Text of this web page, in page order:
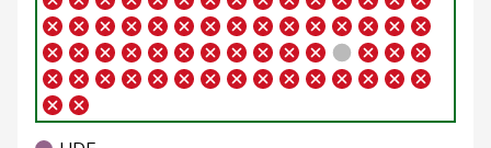
Brizzi Simona PSS S AG
Büchel
Roland
Rino
UDC V SG
Buffat Michaël UDC V
VD